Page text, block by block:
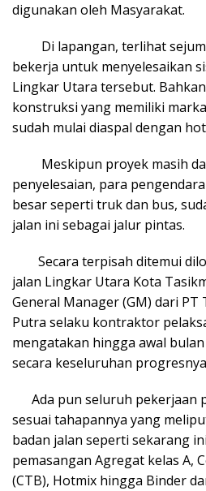
digunakan oleh Masyarakat.
Di lapangan, terlihat
bekerja untuk menyelesaikan
Lingkar Utara tersebut.
konstruksi yang memiliki
sudah mulai diaspal dengan
Meskipun proyek masih
penyelesaian, para
besar seperti truk dan bus,
jalan ini sebagai jalur pintas.
Secara terpisah ditemui
jalan Lingkar Utara Kota
General Manager (GM) dari
Putra selaku kontraktor
mengatakan hingga awal
secara keseluruhan
Ada pun seluruh pekerjaan
sesuai tahapannya yang
badan jalan seperti sekarang
pemasangan Agregat kelas A,
(CTB), Hotmix hingga Binder